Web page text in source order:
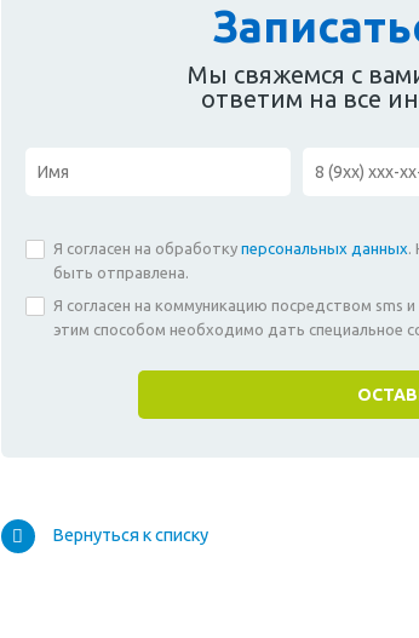
Мы свяжемся с
ответим на все
Я согласен на обработку персональных данных.
быть отправлена.
Я согласен на коммуникацию посредством sms
этим способом необходимо дать специальное
Вернуться к списку